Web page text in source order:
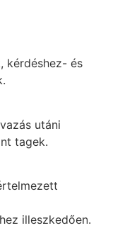
kérdéshez- és
utáni
tagek.
illeszkedően.